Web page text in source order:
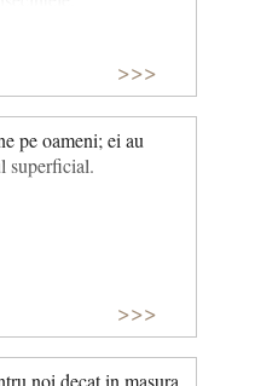
>>>
pe oameni; ei au
superficial.
>>>
noi decat in masura